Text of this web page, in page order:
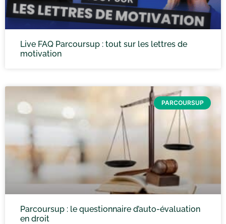
Live FAQ Parcoursup : tout sur les lettres de
motivation
PARCOURSUP
Parcoursup : le questionnaire d’auto-évaluation
en droit